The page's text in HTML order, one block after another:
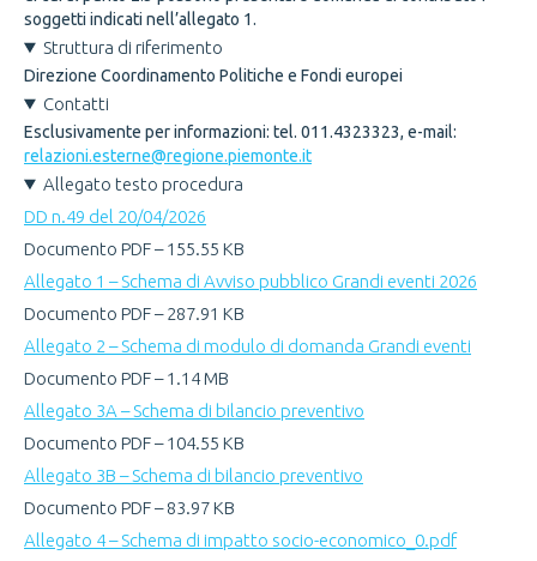
soggetti indicati nell’allegato 1.
Struttura di riferimento
Direzione Coordinamento Politiche e Fondi europei
Contatti
Esclusivamente per informazioni: tel. 011.4323323, e-mail:
relazioni.esterne@regione.piemonte.it
Allegato testo procedura
DD n.49 del 20/04/2026
Documento PDF – 155.55 KB
Allegato 1 – Schema di Avviso pubblico Grandi eventi 2026
Documento PDF – 287.91 KB
Allegato 2 – Schema di modulo di domanda Grandi eventi
Documento PDF – 1.14 MB
Allegato 3A – Schema di bilancio preventivo
Documento PDF – 104.55 KB
Allegato 3B – Schema di bilancio preventivo
Documento PDF – 83.97 KB
Allegato 4 – Schema di impatto socio-economico_0.pdf